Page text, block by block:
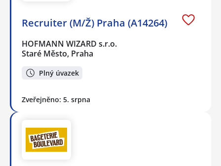
Recruiter (M/Ž) Praha (A14264)
HOFMANN WIZARD s.r.o.
Staré Město, Praha
Plný úvazek
Zveřejněno: 5. srpna